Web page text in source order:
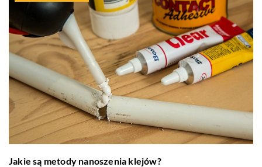
Jakie są metody nanoszenia klejów?